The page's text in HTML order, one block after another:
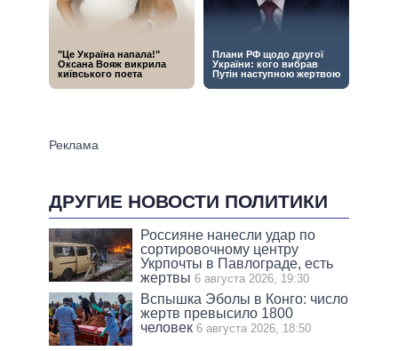
ДРУГИЕ НОВОСТИ ПОЛИТИКИ
Россияне нанесли удар по
сортировочному центру
Укрпочты в Павлограде, есть
жертвы 6 августа 2026, 19:30
Вспышка Эболы в Конго: число
жертв превысило 1800
человек 6 августа 2026, 18:50